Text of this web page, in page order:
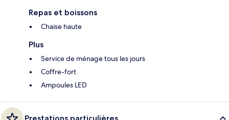
Repas et boissons
Chaise haute
Plus
Service de ménage tous les jours
Coffre-fort
Ampoules LED